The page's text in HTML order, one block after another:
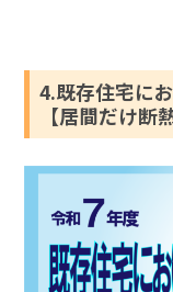
4.既存住宅に
【居間だけ断熱